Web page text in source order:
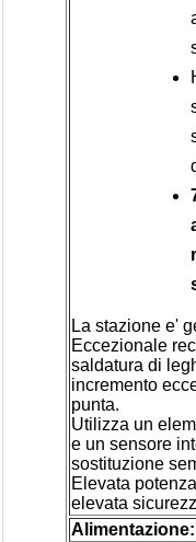
La stazione e'
Eccezionale
saldatura di
incremento
punta.
Utilizza un
e un sensore integrati nella punta per una
sostituzione
Elevata potenza, 70W a bassa tensione, 24V;
elevata
Alimentazione: